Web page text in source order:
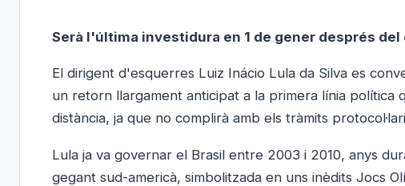
Serà l'última investidura en 1 de gener després
El dirigent d'esquerres Luiz Inácio Lula da Silva es
un retorn llargament anticipat a la primera línia política
distància, ja que no complirà amb els tràmits
Lula ja va governar el Brasil entre 2003 i 2010, anys
gegant sud-americà, simbolitzada en uns inèdits Jocs